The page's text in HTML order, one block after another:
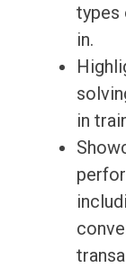
types
in.
in